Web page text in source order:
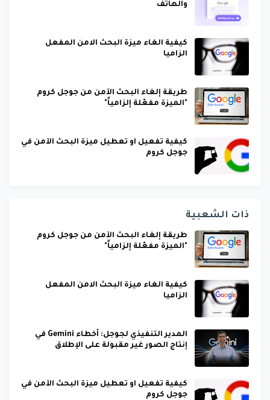
والهاتف
كيفية الغاء ميزة البحث الامن المفعل
الزاميا
طريقة إلغاء البحث الآمن من جوجل كروم
"الميزة مفعّلة إلزامياً"
كيفية تفعيل او تعطيل ميزة البحث الآمن في
جوجل كروم
ذات الشعبية
طريقة إلغاء البحث الآمن من جوجل كروم
"الميزة مفعّلة إلزامياً"
كيفية الغاء ميزة البحث الامن المفعل
الزاميا
المدير التنفيذي لجوجل: أخطاء Gemini في
إنتاج الصور غير مقبولة على الإطلاق
كيفية تفعيل او تعطيل ميزة البحث الآمن في
جوجل كروم